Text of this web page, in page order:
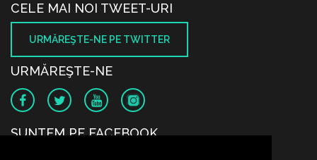
CELE MAI NOI TWEET-URI
URMĂREŞTE-NE PE TWITTER
URMĂREŞTE-NE
SUNTEM PE FACEBOOK